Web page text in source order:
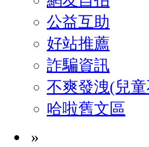
公益互助
好站推薦
詐騙資訊
不爽發洩(兒
哈啦舊文區
»